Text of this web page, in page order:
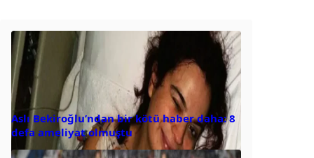
Aslı Bekiroğlu’ndan bir kötü haber daha: 8
defa ameliyat olmuştu